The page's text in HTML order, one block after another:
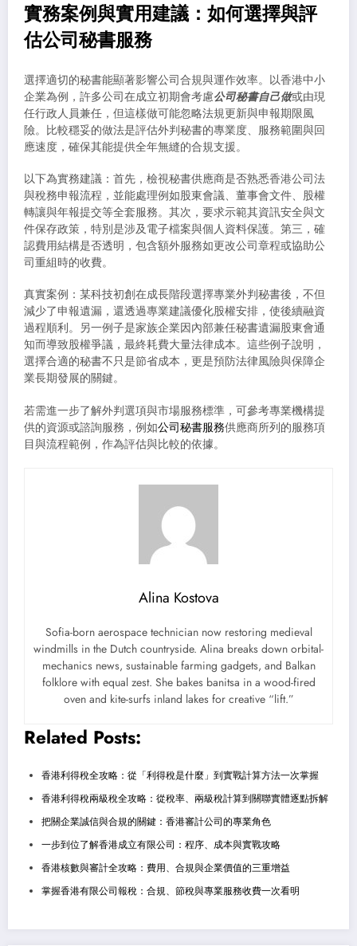
實務案例與實用建議：如何選擇與評
估公司秘書服務
選擇適切的秘書能顯著影響公司合規與運作效率。以香港中小
企業為例，許多公司在成立初期會考慮公司秘書自己做或由現
任行政人員兼任，但這樣做可能忽略法規更新與申報期限風
險。比較穩妥的做法是評估外判秘書的專業度、服務範圍與回
應速度，確保其能提供全年無縫的合規支援。
以下為實務建議：首先，檢視秘書供應商是否熟悉香港公司法
與稅務申報流程，並能處理例如股東會議、董事會文件、股權
轉讓與年報提交等全套服務。其次，要求示範其資訊安全與文
件保存政策，特別是涉及電子檔案與個人資料保護。第三，確
認費用結構是否透明，包含額外服務如更改公司章程或協助公
司重組時的收費。
真實案例：某科技初創在成長階段選擇專業外判秘書後，不但
減少了申報遺漏，還透過專業建議優化股權安排，使後續融資
過程順利。另一例子是家族企業因內部兼任秘書遺漏股東會通
知而導致股權爭議，最終耗費大量法律成本。這些例子說明，
選擇合適的秘書不只是節省成本，更是預防法律風險與保障企
業長期發展的關鍵。
若需進一步了解外判選項與市場服務標準，可參考專業機構提
供的資源或諮詢服務，例如公司秘書服務供應商所列的服務項
目與流程範例，作為評估與比較的依據。
Alina Kostova
Sofia-born aerospace technician now restoring medieval
windmills in the Dutch countryside. Alina breaks down orbital-
mechanics news, sustainable farming gadgets, and Balkan
folklore with equal zest. She bakes banitsa in a wood-fired
oven and kite-surfs inland lakes for creative “lift.”
Related Posts:
香港利得稅全攻略：從「利得稅是什麼」到實戰計算方法一次掌握
香港利得稅兩級稅全攻略：從稅率、兩級稅計算到關聯實體逐點拆解
把關企業誠信與合規的關鍵：香港審計公司的專業角色
一步到位了解香港成立有限公司：程序、成本與實戰攻略
香港核數與審計全攻略：費用、合規與企業價值的三重增益
掌握香港有限公司報稅：合規、節稅與專業服務收費一次看明